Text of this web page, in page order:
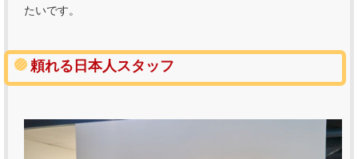
たいです。
頼れる日本人スタッフ